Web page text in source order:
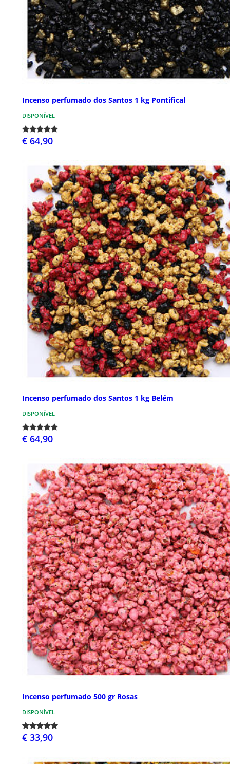
Incenso perfumado dos Santos 1 kg Pontifical
DISPONÍVEL
€ 64,90
Incenso perfumado dos Santos 1 kg Belém
DISPONÍVEL
€ 64,90
Incenso perfumado 500 gr Rosas
DISPONÍVEL
€ 33,90